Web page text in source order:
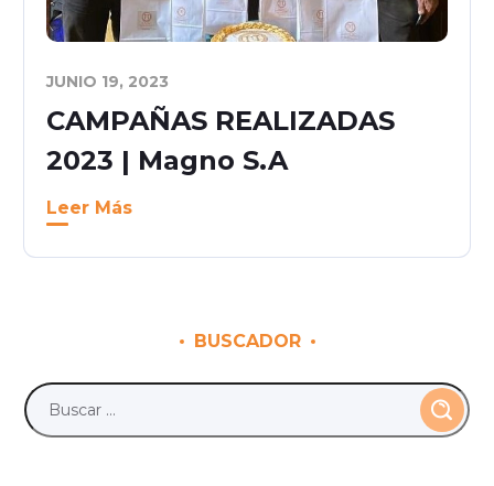
JUNIO 19, 2023
CAMPAÑAS REALIZADAS
2023 | Magno S.A
Leer Más
BUSCADOR